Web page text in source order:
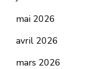
mai 2026
avril 2026
mars 2026